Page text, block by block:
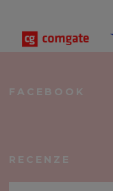
FACEBOOK
RECENZE